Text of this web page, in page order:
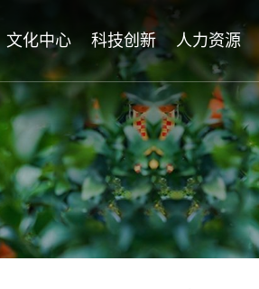
文化中心
西洋实业报
文化活动
西洋先锋
党建活动
社会公益
科技创新
创新平台
产学研合作
研发成果
人力资源